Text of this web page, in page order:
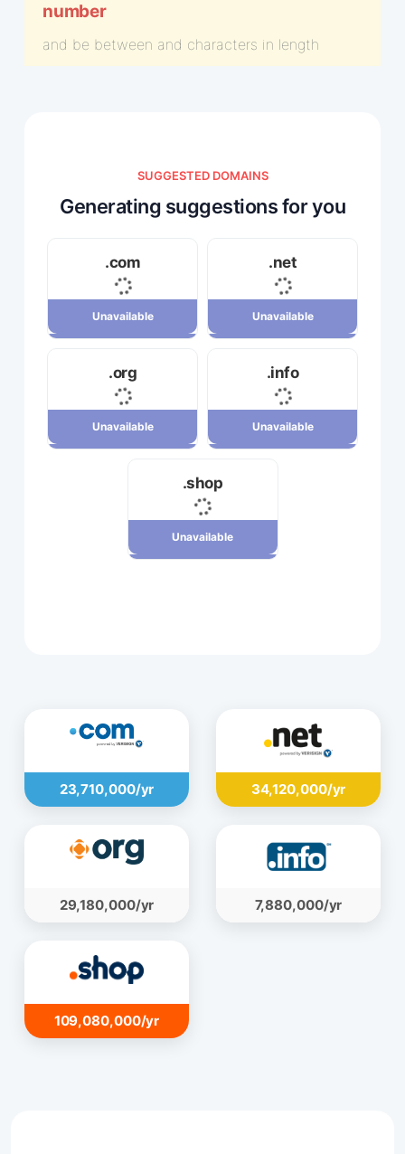
number
and be between and characters in length
SUGGESTED DOMAINS
Generating suggestions for you
.com
Unavailable
.net
Unavailable
.org
Unavailable
.info
Unavailable
.shop
Unavailable
23,710,000/yr 34,120,000/yr
29,180,000/yr 7,880,000/yr
109,080,000/yr